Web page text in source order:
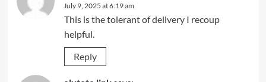
July 9, 2025 at 6:19 am
This is the tolerant of delivery I recoup
helpful.
Reply